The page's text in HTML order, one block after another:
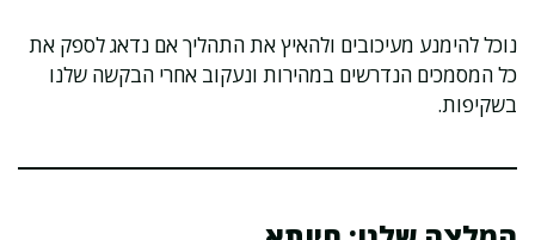
נוכל להימנע מעיכובים ולהאיץ את התהליך אם נדאג לספק את
כל המסמכים הנדרשים במהירות ונעקוב אחרי הבקשה שלנו
בשקיפות.